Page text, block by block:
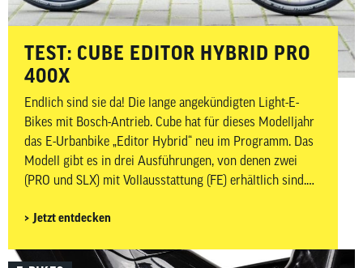
­­­TEST: CUBE EDITOR HYBRID PRO
400X
Endlich sind sie da! Die lange angekündigten Light-E-
Bikes mit Bosch-Antrieb. Cube hat für dieses Modelljahr
das E-Urbanbike „Editor Hybrid“ neu im Programm. Das
Modell gibt es in drei Ausführungen, von denen zwei
(PRO und SLX) mit Vollausstattung (FE) erhältlich sind.
herausfinden, wie sich das preisgünstige Light-E-Bike im
Jetzt entdecken